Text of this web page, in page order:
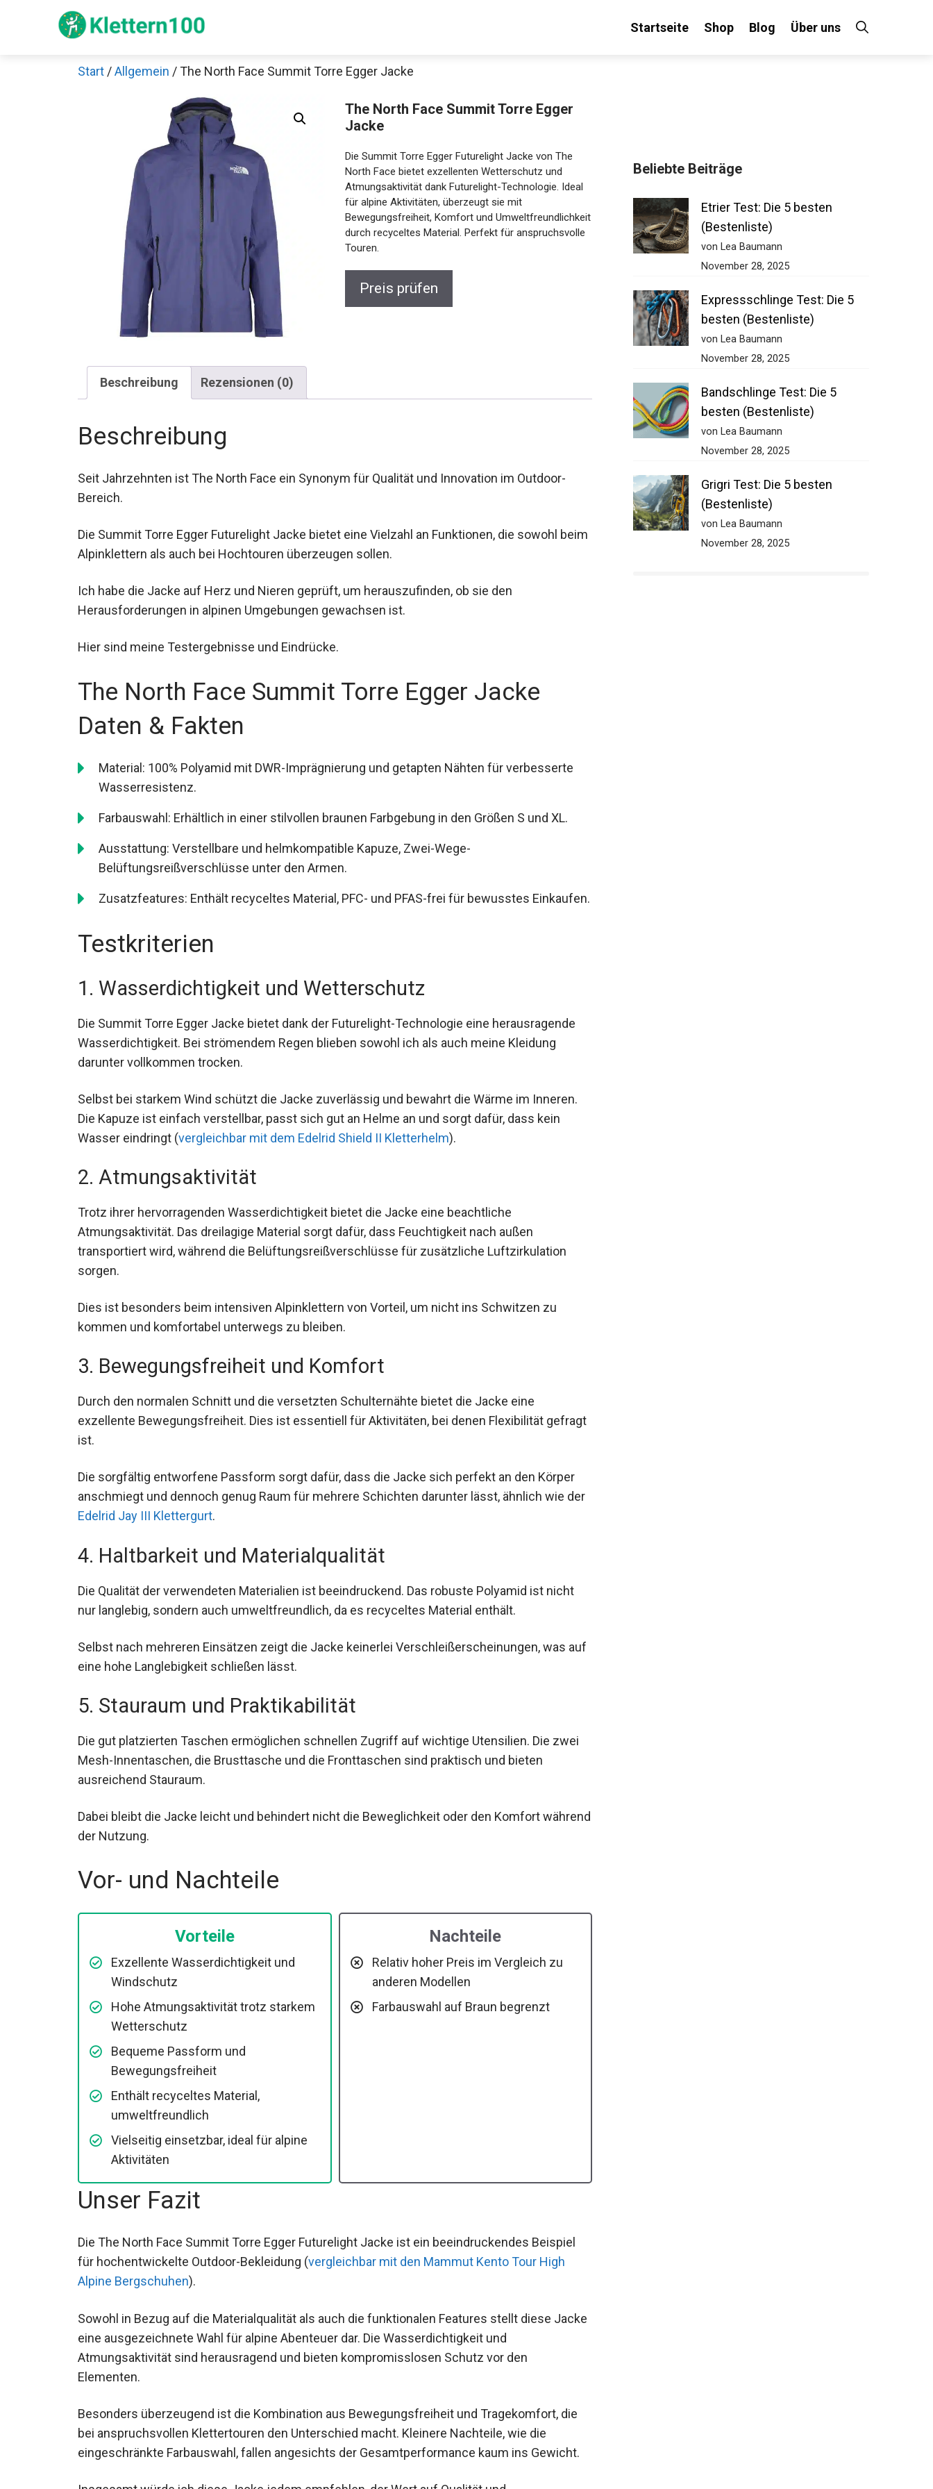
Startseite Shop Blog Über uns
Start /Allgemein / The North Face Summit Torre Egger Jacke
The North Face Summit Torre Egger
Jacke
Die Summit Torre Egger Futurelight Jacke von The
North Face bietet exzellenten Wetterschutz und
Atmungsaktivität dank Futurelight-Technologie. Ideal
für alpine Aktivitäten, überzeugt sie mit
Bewegungsfreiheit, Komfort und
Umweltfreundlichkeit durch recyceltes Material.
Perfekt für anspruchsvolle Touren.
Preis prüfen
Beschreibung Rezensionen (0)
Beschreibung
Seit Jahrzehnten ist The North Face ein Synonym für Qualität und Innovation im Outdoor-
Bereich.
Die Summit Torre Egger Futurelight Jacke bietet eine Vielzahl an Funktionen, die sowohl
beim Alpinklettern als auch bei Hochtouren überzeugen sollen.
Ich habe die Jacke auf Herz und Nieren geprüft, um herauszufinden, ob sie den
Herausforderungen in alpinen Umgebungen gewachsen ist.
Hier sind meine Testergebnisse und Eindrücke.
The North Face Summit Torre Egger Jacke
Daten & Fakten
Material: 100% Polyamid mit DWR-Imprägnierung und getapten Nähten für verbesserte
Wasserresistenz.
Farbauswahl: Erhältlich in einer stilvollen braunen Farbgebung in den Größen S und XL.
Ausstattung: Verstellbare und helmkompatible Kapuze, Zwei-Wege-
Belüftungsreißverschlüsse unter den Armen.
Zusatzfeatures: Enthält recyceltes Material, PFC- und PFAS-frei für bewusstes
Testkriterien
1. Wasserdichtigkeit und Wetterschutz
Die Summit Torre Egger Jacke bietet dank der Futurelight-Technologie eine herausragende
Wasserdichtigkeit. Bei strömendem Regen blieben sowohl ich als auch meine Kleidung
Selbst bei starkem Wind schützt die Jacke zuverlässig und bewahrt die Wärme im Inneren.
Die Kapuze ist einfach verstellbar, passt sich gut an Helme an und sorgt dafür, dass kein
2. Atmungsaktivität
Trotz ihrer hervorragenden Wasserdichtigkeit bietet die Jacke eine beachtliche
Atmungsaktivität. Das dreilagige Material sorgt dafür, dass Feuchtigkeit nach außen
transportiert wird, während die Belüftungsreißverschlüsse für zusätzliche Luftzirkulation
Dies ist besonders beim intensiven Alpinklettern von Vorteil, um nicht ins Schwitzen zu
3. Bewegungsfreiheit und Komfort
Durch den normalen Schnitt und die versetzten Schulternähte bietet die Jacke eine
exzellente Bewegungsfreiheit. Dies ist essentiell für Aktivitäten, bei denen Flexibilität
Die sorgfältig entworfene Passform sorgt dafür, dass die Jacke sich perfekt an den Körper
anschmiegt und dennoch genug Raum für mehrere Schichten darunter lässt, ähnlich wie
4. Haltbarkeit und Materialqualität
Die Qualität der verwendeten Materialien ist beeindruckend. Das robuste Polyamid ist nicht
Selbst nach mehreren Einsätzen zeigt die Jacke keinerlei Verschleißerscheinungen, was
Die gut platzierten Taschen ermöglichen schnellen Zugriff auf wichtige Utensilien. Die zwei
Mesh-Innentaschen, die Brusttasche und die Fronttaschen sind praktisch und bieten
Dabei bleibt die Jacke leicht und behindert nicht die Beweglichkeit oder den Komfort
Vor- und Nachteile
Vorteile
Exzellente Wasserdichtigkeit und
Windschutz
Hohe Atmungsaktivität trotz starkem
Bequeme Passform und
Bewegungsfreiheit
Enthält recyceltes Material,
umweltfreundlich
Vielseitig einsetzbar, ideal für alpine
Nachteile
Relativ hoher Preis im Vergleich zu
anderen Modellen
Unser Fazit
Die The North Face Summit Torre Egger Futurelight Jacke ist ein beeindruckendes Beispiel
für hochentwickelte Outdoor-Bekleidung (
Sowohl in Bezug auf die Materialqualität als auch die funktionalen Features stellt diese
Jacke eine ausgezeichnete Wahl für alpine Abenteuer dar. Die Wasserdichtigkeit und
Atmungsaktivität sind herausragend und bieten kompromisslosen Schutz vor den
Besonders überzeugend ist die Kombination aus Bewegungsfreiheit und Tragekomfort, die
bei anspruchsvollen Klettertouren den Unterschied macht. Kleinere Nachteile, wie die
Beliebte Beiträge
Etrier Test: Die 5 besten
(Bestenliste)
von Lea Baumann
November 28, 2025
Expressschlinge Test: Die 5
besten (Bestenliste)
von Lea Baumann
November 28, 2025
Bandschlinge Test: Die 5
besten (Bestenliste)
von Lea Baumann
November 28, 2025
Grigri Test: Die 5 besten
(Bestenliste)
von Lea Baumann
November 28, 2025
Decathlon Sale
Schaue dir jetzt die meistverkauften Produkte im Sale bei Decathlon an!
Jetzt anschauen